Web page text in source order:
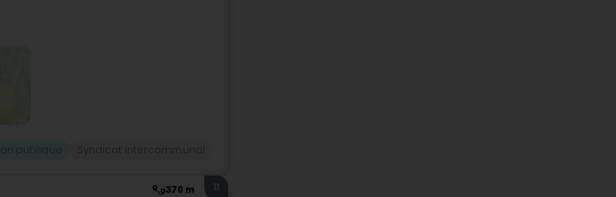
370 m 11